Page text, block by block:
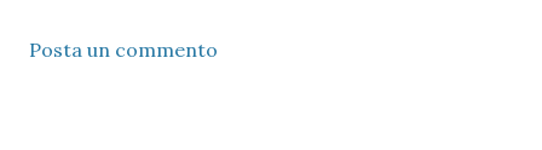
Posta un commento